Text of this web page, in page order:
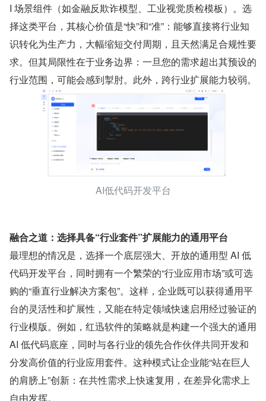
I 场景组件（如金融反欺诈模型、工业视觉质检模板）。选
择这类平台，其核心价值是“快”和“准”：能够直接将行业知
识转化为生产力，大幅缩短交付周期，且天然满足合规性要
求。但其局限性在于业务边界：一旦您的需求超出其预设的
行业范围，可能会感到掣肘。此外，跨行业扩展能力较弱。
AI低代码开发平台
融合之道：选择具备“行业套件”扩展能力的通用平台
最理想的情况是，选择一个底层强大、开放的通用型 AI 低
代码开发平台，同时拥有一个繁荣的“行业应用市场”或可选
购的“垂直行业解决方案包”。这样，企业既可以获得通用平
台的灵活性和扩展性，又能在特定领域快速启用经过验证的
行业模版。例如，红迅软件的策略就是构建一个强大的通用
AI 低代码底座，同时与各行业的领先合作伙伴共同开发和
分发高价值的行业应用套件。这种模式让企业能“站在巨人
的肩膀上”创新：在共性需求上快速复用，在差异化需求上
自由发挥。